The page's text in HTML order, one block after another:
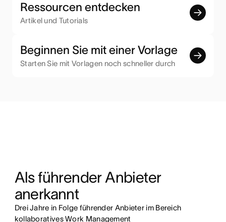
Ressourcen entdecken
Artikel und Tutorials
Beginnen Sie mit einer Vorlage
Starten Sie mit Vorlagen noch schneller durch
Als führender Anbieter
anerkannt
Drei Jahre in Folge führender Anbieter im Bereich
kollaboratives Work Management